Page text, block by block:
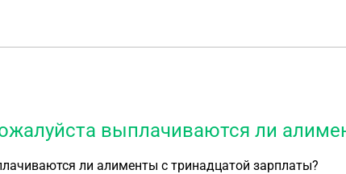
выплачиваются ли
ли алименты с тринадцатой зарплаты?